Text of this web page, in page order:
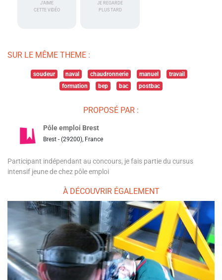
J'AIME
CETTE VIDÉO
JE REGARDE
PLUS TARD
SUR LE MÊME THEME :
soudeur naval chaudronnerie manuel
travail
formation
bep bac postbac
PROPOSÉ PAR :
Pôle emploi Brest
Brest - (29200), France
Participant indépendant au concours, je fais partie du cursus
intensif jeune de chez pôle emploi
À DÉCOUVRIR ÉGALEMENT